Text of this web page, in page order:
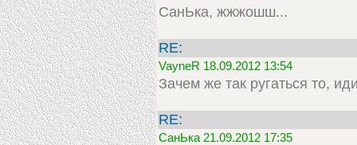
СанЬка, жжжошш...
RE:
VayneR 18.09.2012 13:54
Зачем же так ругаться то,
RE:
СанЬка 21.09.2012 17:35